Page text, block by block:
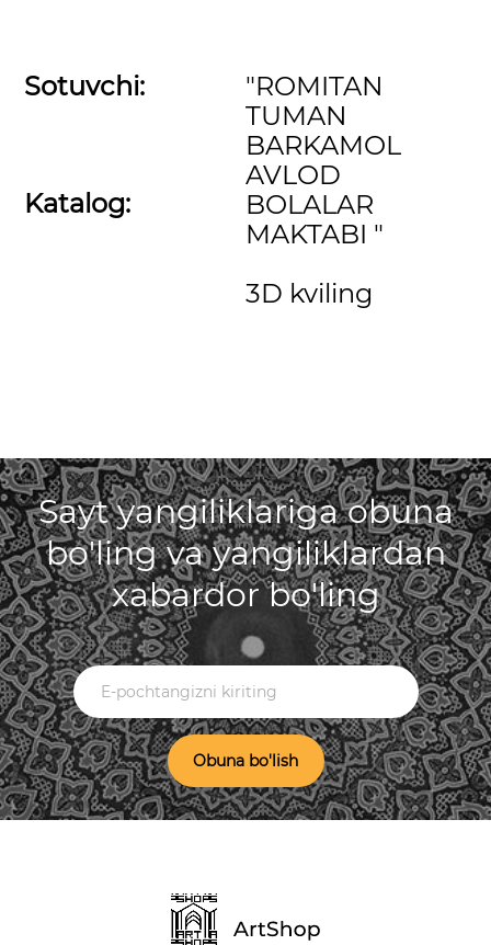
Sotuvchi:
Katalog:
"ROMITAN
TUMAN
BARKAMOL
AVLOD
BOLALAR
MAKTABI "
3D kviling
Sayt yangiliklariga obuna
bo'ling va yangiliklardan
xabardor bo'ling
Obuna bo'lish